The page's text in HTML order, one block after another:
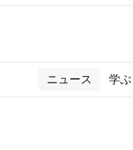
ニュース 学ぶ